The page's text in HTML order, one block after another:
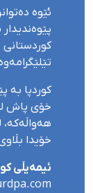
ئێوە
کوردپا بە
خۆی پاش
هەواڵەکە،
خۆیدا
ئیمەیڵی